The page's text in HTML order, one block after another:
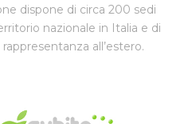
dispone di circa 200 sedi
nazionale in Italia e di
all’estero.